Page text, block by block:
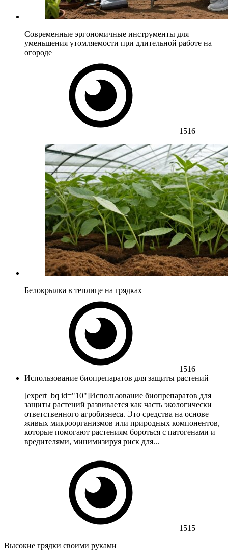
Современные эргономичные инструменты для
уменьшения утомляемости при длительной работе на
огороде
1516
Белокрылка в теплице на грядках
1516
Использование биопрепаратов для защиты растений
[expert_bq id="10"]Использование биопрепаратов для
защиты растений развивается как часть экологически
ответственного агробизнеса. Это средства на основе
живых микроорганизмов или природных компонентов,
которые помогают растениям бороться с патогенами и
вредителями, минимизируя риск для...
1515
Высокие грядки своими руками